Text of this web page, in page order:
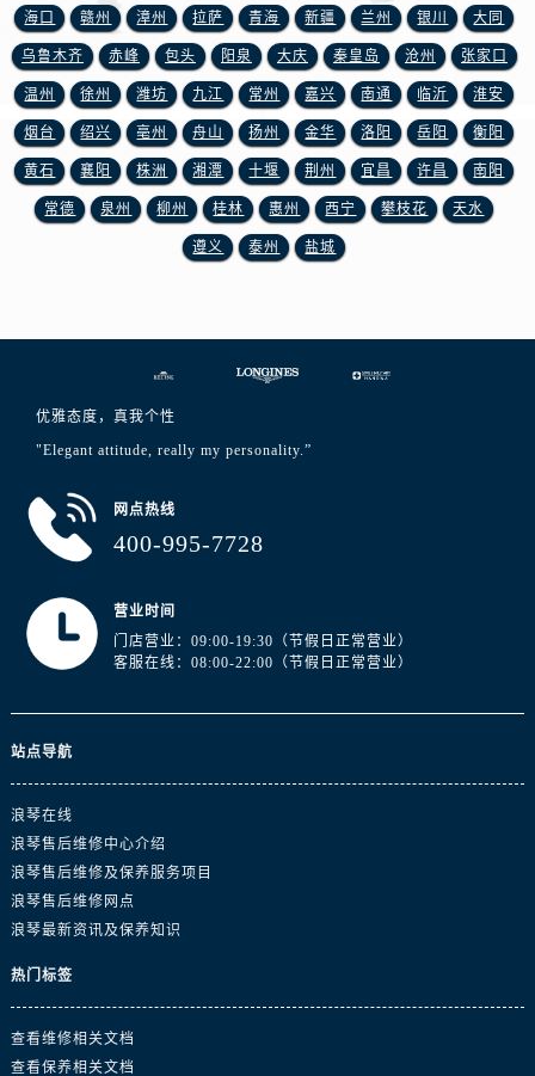
江西省吉安市吉州区井冈山大道浪琴售后服务中心（需提前预约）
江西省景德镇市珠山区珠山中路浪琴售后服务中心（需提前预约）
江西省九江市浔阳区浔阳路浪琴售后服务中心（需提前预约）
江西省南昌市红谷滩新区红谷中大道998号绿地双子塔（中央广场）A1座办公楼14层1407室浪琴售后服务中心（需提前预约）
江西省萍乡市安源区萍安北大道与康庄路交叉口浪琴售后服务中心（需提前预约）
江西省上饶市信州区滨江西路浪琴售后服务中心（需提前预约）
江西省新余市渝水区北湖西路浪琴售后服务中心（需提前预约）
上海市黄浦区南京东路299号宏伊国际广场写字楼8层806室浪琴售后服务中心（需提前预约）
浙江省杭州市上城区钱江路1366号华润大厦A座5层503-5室浪琴售后服务中心（需提前预约）
海口 赣州 漳州 拉萨 青海 新疆 兰州 银川 大同
乌鲁木齐 赤峰 包头 阳泉 大庆 秦皇岛 沧州 张家口
温州 徐州 潍坊 九江 常州 嘉兴 南通 临沂 淮安
烟台 绍兴 亳州 舟山 扬州 金华 洛阳 岳阳 衡阳
黄石 襄阳 株洲 湘潭 十堰 荆州 宜昌 许昌 南阳
常德 泉州 柳州 桂林 惠州 西宁 攀枝花 天水
遵义 泰州 盐城
优雅态度，真我个性
"Elegant attitude, really my personality.”
网点热线
400-995-7728
营业时间
门店营业：09:00-19:30（节假日正常营业）
客服在线：08:00-22:00（节假日正常营业）
站点导航
浪琴在线
浪琴售后维修中心介绍
浪琴售后维修及保养服务项目
浪琴售后维修网点
浪琴最新资讯及保养知识
热门标签
查看维修相关文档
查看保养相关文档